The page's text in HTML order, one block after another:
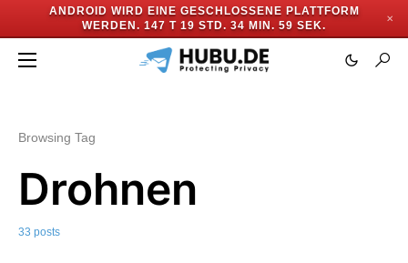
ANDROID WIRD EINE GESCHLOSSENE PLATTFORM
WERDEN. 147 T 19 STD. 34 MIN. 57 SEK.
✕
Browsing Tag
Drohnen
33 posts